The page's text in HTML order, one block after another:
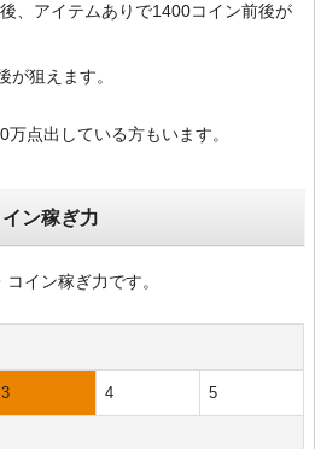
、アイテムありで1400コイン前後が
が狙えます。
点出している方もいます。
ン稼ぎ力
イン稼ぎ力です。
3 4 5